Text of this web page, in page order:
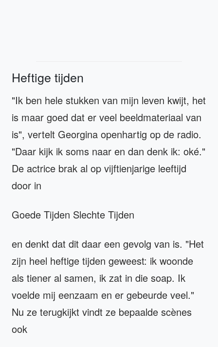
Heftige tijden
"Ik ben hele stukken van mijn leven kwijt, het
is maar goed dat er veel beeldmateriaal van
is", vertelt Georgina openhartig op de radio.
"Daar kijk ik soms naar en dan denk ik: oké."
De actrice brak al op vijftienjarige leeftijd
door in
Goede Tijden Slechte Tijden
en denkt dat dit daar een gevolg van is. "Het
zijn heel heftige tijden geweest: ik woonde
als tiener al samen, ik zat in die soap. Ik
voelde mij eenzaam en er gebeurde veel."
Nu ze terugkijkt vindt ze bepaalde scènes
ook